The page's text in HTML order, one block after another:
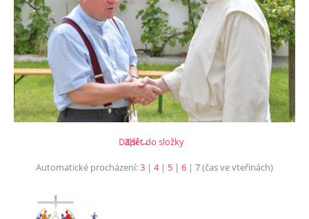
Další →
Zpět do složky
Automatické procházení:3 | 4| 5 | 6 | 7(čas ve vteřinách)